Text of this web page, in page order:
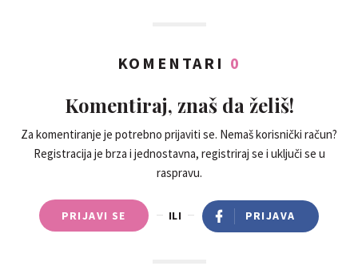
KOMENTARI 0
Komentiraj, znaš da želiš!
Za komentiranje je potrebno prijaviti se. Nemaš korisnički račun?
Registracija je brza i jednostavna, registriraj se i uključi se u
raspravu.
PRIJAVI SE ILI PRIJAVA